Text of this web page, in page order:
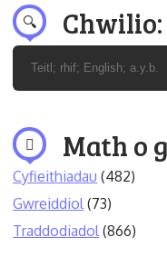
Chwilio:
Math o
Cyfieithiadau (482)
Gwreiddiol (73)
Traddodiadol (866)